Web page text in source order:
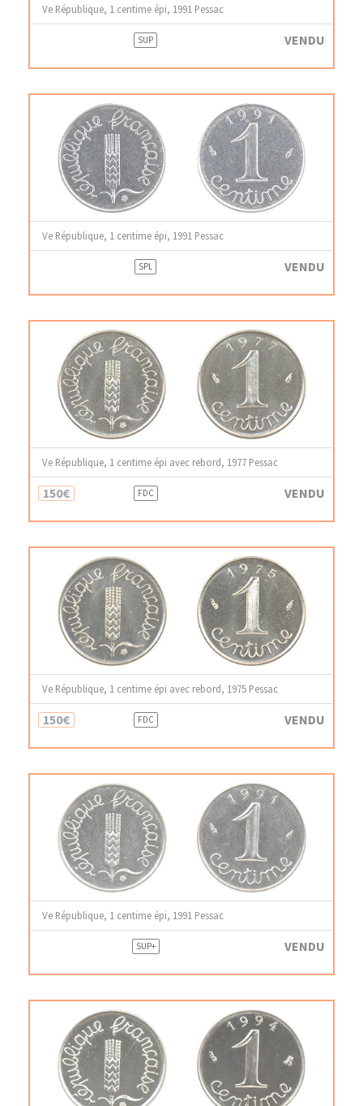
Ve République, 1 centime épi, 1991 Pessac
SUP VENDU
Ve République, 1 centime épi, 1991 Pessac
SPL VENDU
Ve République, 1 centime épi avec rebord, 1977 Pessac
150€ FDC VENDU
Ve République, 1 centime épi avec rebord, 1975 Pessac
150€ FDC VENDU
Ve République, 1 centime épi, 1991 Pessac
SUP+ VENDU